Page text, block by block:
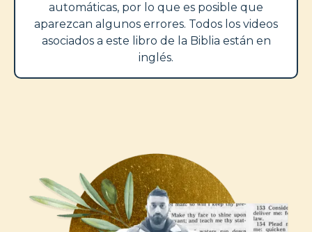
automáticas, por lo que es posible que
aparezcan algunos errores. Todos los videos
asociados a este libro de la Biblia están en
inglés.